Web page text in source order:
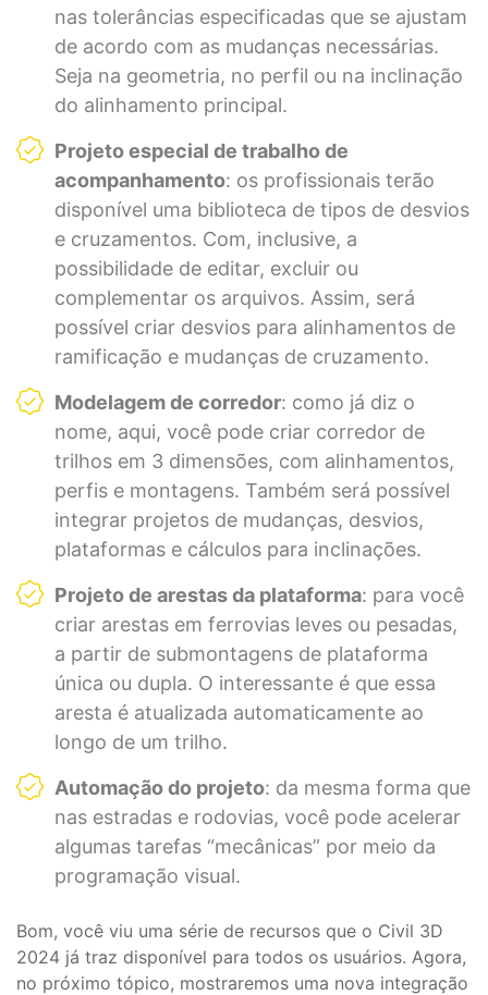
nas tolerâncias especificadas que se ajustam
de acordo com as mudanças necessárias.
Seja na geometria, no perfil ou na inclinação
do alinhamento principal.
Projeto especial de trabalho de
acompanhamento: os profissionais terão
disponível uma biblioteca de tipos de desvios
e cruzamentos. Com, inclusive, a
possibilidade de editar, excluir ou
complementar os arquivos. Assim, será
possível criar desvios para alinhamentos de
ramificação e mudanças de cruzamento.
Modelagem de corredor: como já diz o
nome, aqui, você pode criar corredor de
trilhos em 3 dimensões, com alinhamentos,
perfis e montagens. Também será possível
integrar projetos de mudanças, desvios,
plataformas e cálculos para inclinações.
Projeto de arestas da plataforma: para você
criar arestas em ferrovias leves ou pesadas,
a partir de submontagens de plataforma
única ou dupla. O interessante é que essa
aresta é atualizada automaticamente ao
longo de um trilho.
Automação do projeto: da mesma forma que
nas estradas e rodovias, você pode acelerar
algumas tarefas “mecânicas” por meio da
programação visual.
Bom, você viu uma série de recursos que o Civil 3D
2024 já traz disponível para todos os usuários. Agora,
no próximo tópico, mostraremos uma nova integração